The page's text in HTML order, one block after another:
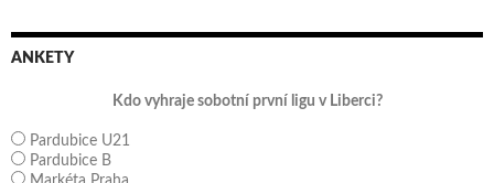
ANKETY
Kdo vyhraje sobotní první ligu v Liberci?
Pardubice U21
Pardubice B